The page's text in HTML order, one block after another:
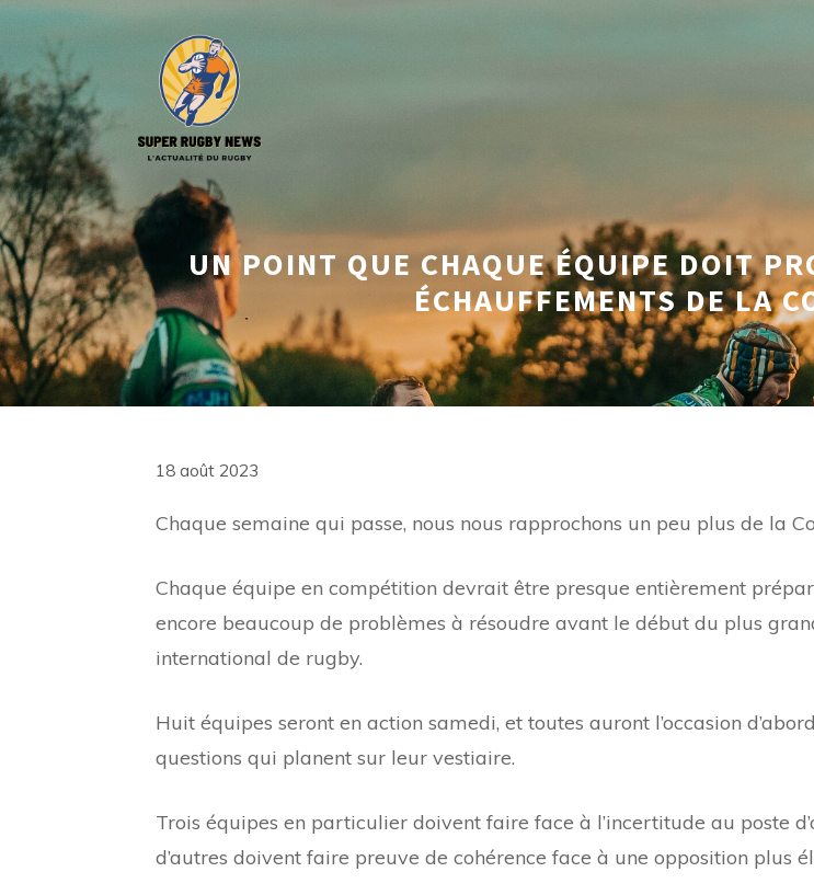
Aller
contenu
UN POINT QUE CHAQUE ÉQUIPE DOIT
ÉCHAUFFEMENTS DE LA
18 août 2023
Chaque semaine qui passe, nous nous rapprochons un peu plus de la
Chaque équipe en compétition devrait être presque entièrement
encore beaucoup de problèmes à résoudre avant le début du plus
international de rugby.
Huit équipes seront en action samedi, et toutes auront l’occasion
questions qui planent sur leur vestiaire.
Trois équipes en particulier doivent faire face à l’incertitude au poste
d’autres doivent faire preuve de cohérence face à une opposition plus